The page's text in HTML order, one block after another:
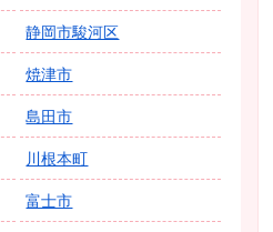
静岡市駿河区
焼津市
島田市
川根本町
富士市